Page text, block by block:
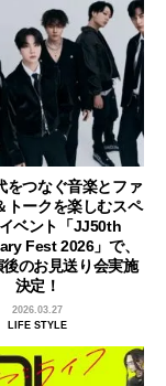
をつなぐ音楽とファ
トークを楽しむスペ
ベント「JJ50th
Fest 2026」で、
のお見送り会実施
決定！
2026.03.27
LIFE STYLE